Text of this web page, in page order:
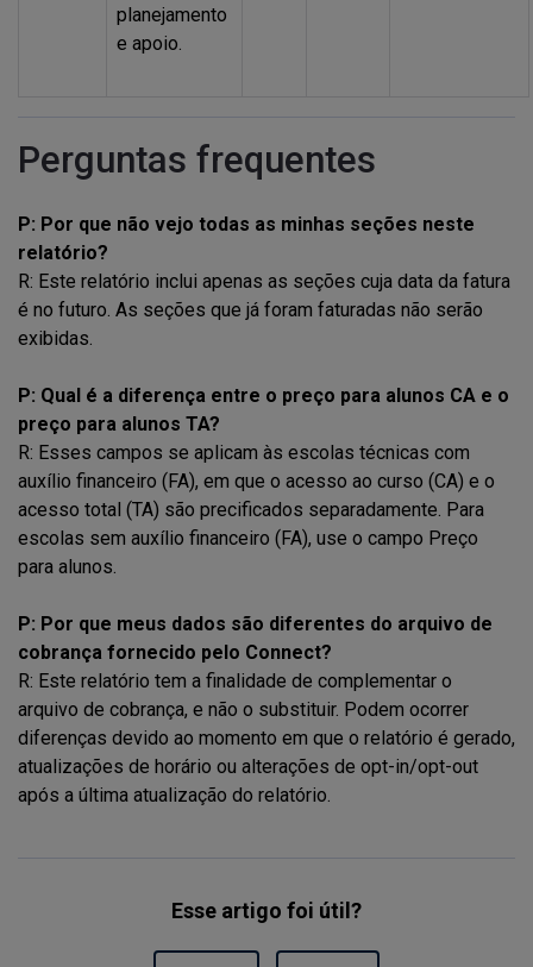
planejamento
e apoio.
Perguntas frequentes
P: Por que não vejo todas as minhas seções neste
relatório?
R: Este relatório inclui apenas as seções cuja data da fatura
é no futuro. As seções que já foram faturadas não serão
exibidas.
P: Qual é a diferença entre o preço para alunos CA e o
preço para alunos TA?
R: Esses campos se aplicam às escolas técnicas com
auxílio financeiro (FA), em que o acesso ao curso (CA) e o
acesso total (TA) são precificados separadamente. Para
escolas sem auxílio financeiro (FA), use o campo Preço
para alunos.
P: Por que meus dados são diferentes do arquivo de
cobrança fornecido pelo Connect?
R: Este relatório tem a finalidade de complementar o
arquivo de cobrança, e não o substituir. Podem ocorrer
diferenças devido ao momento em que o relatório é gerado,
atualizações de horário ou alterações de opt-in/opt-out
após a última atualização do relatório.
Esse artigo foi útil?